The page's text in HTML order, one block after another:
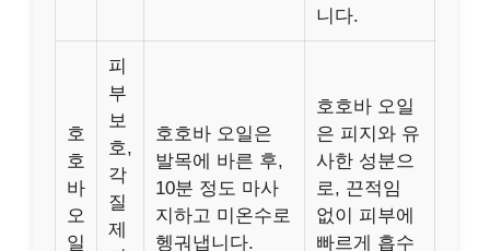
니다.
호
호
바
오
일
피
부
보
호,
각
질
제
호호바 오일은
발목에 바른 후,
10분 정도 마사
지하고 미온수로
헹궈냅니다.
호호바 오일
은 피지와 유
사한 성분으
로, 끈적임
없이 피부에
빠르게 흡수